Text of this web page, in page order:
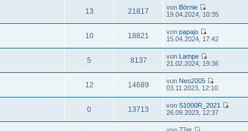
13 21817 von Börnie
19.04.2024, 10:35
10 18821 vonpapajo
15.04.2024, 17:42
5 8137 von Lampe
21.02.2024, 19:36
12 14689 von Neo2005
03.11.2023, 12:10
0 13713 vonS1000R_2021
26.09.2023, 12:37
von77er